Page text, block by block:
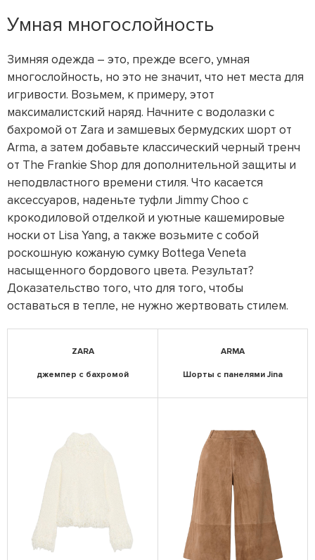
Умная многослойность
Зимняя одежда – это, прежде всего, умная
многослойность, но это не значит, что нет места для
игривости. Возьмем, к примеру, этот
максималистский наряд. Начните с водолазки с
бахромой от Zara и замшевых бермудских шорт от
Arma, а затем добавьте классический черный тренч
от The Frankie Shop для дополнительной защиты и
неподвластного времени стиля. Что касается
аксессуаров, наденьте туфли Jimmy Choo с
крокодиловой отделкой и уютные кашемировые
носки от Lisa Yang, а также возьмите с собой
роскошную кожаную сумку Bottega Veneta
насыщенного бордового цвета. Результат?
Доказательство того, что для того, чтобы
оставаться в тепле, не нужно жертвовать стилем.
ZARA
джемпер с бахромой
ARMA
Шорты с панелями Jina